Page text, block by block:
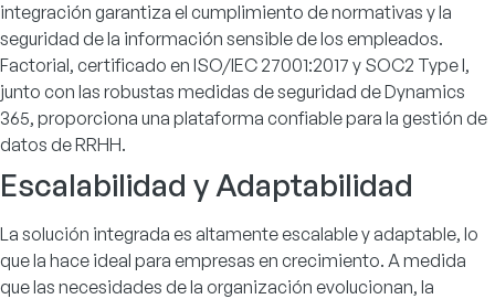
integración garantiza el cumplimiento de normativas y la
seguridad de la información sensible de los empleados.
Factorial, certificado en ISO/IEC 27001:2017 y SOC2 Type I,
junto con las robustas medidas de seguridad de Dynamics
365, proporciona una plataforma confiable para la gestión de
datos de RRHH.
Escalabilidad y Adaptabilidad
La solución integrada es altamente escalable y adaptable, lo
que la hace ideal para empresas en crecimiento. A medida
que las necesidades de la organización evolucionan, la